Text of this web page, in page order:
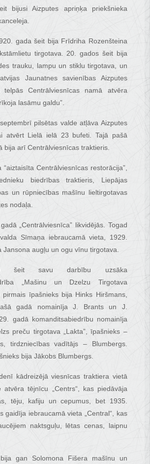
bijusi Aizputes apriņķa priekšnieka
gada šeit bija Frīdriha Rozenšteina
tirgotava. 20. gados šeit bija
trauku, lampu un stiklu tirgotava, un
Jaunatnes savienības Aizputes
telpās Centrālviesnīcas namā atvēra
lasāmu galdu”.
pilsētas valde atļāva Aizputes
atvērt Lielā ielā 23 bufeti. Tajā pašā
bija arī Centrālviesnīcas traktieris.
“aiztaisīta Centrālviesnīcas restorācija”,
biedrības traktieris, Liepājas
un rūpniecības mašīnu lieltirgotavas
nodaļa.
„Centrālviesnīca” likvidējās. Togad
Sīmaņa iebraucamā vieta, 1929.
Jansona augļu un ogu vīnu tirgotava.
šeit savu darbību uzsāka
„Mašinu un Dzelzu Tirgotava
pirmais īpašnieks bija Hinks Hiršmans,
gadā nomainīja J. Brants un J.
gadā komanditsabiedrību nomainīja
preču tirgotava „Lakta”, īpašnieks –
tirdzniecības vadītājs – Blumbergs.
bija Jākobs Blumbergs.
kādreizējā viesnīcas traktiera vietā
atvēra tējnīcu „Centrs“, kas piedāvāja
tēju, kafiju un cepumus, bet 1935.
gaidīja iebraucamā vieta „Central“, kas
naktsguļu, lētas cenas, laipnu
gan Solomona Fišera mašīnu un